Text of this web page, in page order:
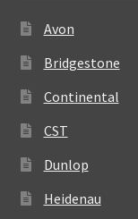
Avon
Bridgestone
Continental
CST
Dunlop
Heidenau